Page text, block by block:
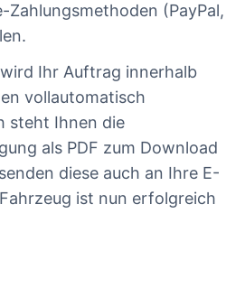
Zahlungsmethoden (PayPal,
Ihr Auftrag innerhalb
vollautomatisch
steht Ihnen die
als PDF zum Download
diese auch an Ihre E-
ist nun erfolgreich